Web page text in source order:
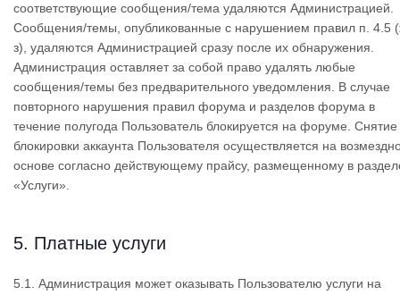
соответствующие сообщения/тема удаляются Администрацией.
Сообщения/темы, опубликованные с нарушением правил п. 4.5
з), удаляются Администрацией сразу после их обнаружения.
Администрация оставляет за собой право удалять любые
сообщения/темы без предварительного уведомления. В случае
повторного нарушения правил форума и разделов форума в
течение полугода Пользователь блокируется на форуме. Снятие
блокировки аккаунта Пользователя осуществляется на
основе согласно действующему прайсу, размещенному в
«Услуги».
5. Платные услуги
5.1. Администрация может оказывать Пользователю услуги на